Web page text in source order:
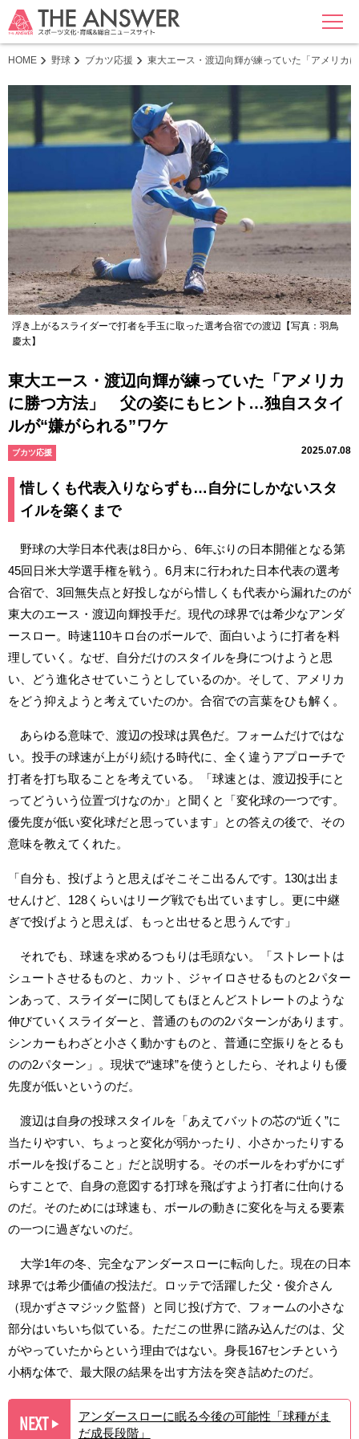
MENU
HOME 野球 ブカツ応援 東大エース・渡辺向輝が練っていた「アメリカ
浮き上がるスライダーで打者を手玉に取った選考合宿での渡辺【写真：羽鳥
慶太】
東大エース・渡辺向輝が練っていた「アメリカ
に勝つ方法」 父の姿にもヒント…独自スタイ
ルが“嫌がられる”ワケ
ブカツ応援 2025.07.08
惜しくも代表入りならずも…自分にしかないスタ
イルを築くまで
野球の大学日本代表は8日から、6年ぶりの日本開催となる第
45回日米大学選手権を戦う。6月末に行われた日本代表の選考
合宿で、3回無失点と好投しながら惜しくも代表から漏れたのが
東大のエース・渡辺向輝投手だ。現代の球界では希少なアンダ
ースロー。時速110キロ台のボールで、面白いように打者を料
理していく。なぜ、自分だけのスタイルを身につけようと思
い、どう進化させていこうとしているのか。そして、アメリカ
をどう抑えようと考えていたのか。合宿での言葉をひも解く。
あらゆる意味で、渡辺の投球は異色だ。フォームだけではな
い。投手の球速が上がり続ける時代に、全く違うアプローチで
打者を打ち取ることを考えている。「球速とは、渡辺投手にと
ってどういう位置づけなのか」と聞くと「変化球の一つです。
優先度が低い変化球だと思っています」との答えの後で、その
意味を教えてくれた。
「自分も、投げようと思えばそこそこ出るんです。130は出ま
せんけど、128くらいはリーグ戦でも出ていますし。更に中継
ぎで投げようと思えば、もっと出せると思うんです」
それでも、球速を求めるつもりは毛頭ない。「ストレートは
シュートさせるものと、カット、ジャイロさせるものと2パター
ンあって、スライダーに関してもほとんどストレートのような
伸びていくスライダーと、普通のものの2パターンがあります。
シンカーもわざと小さく動かすものと、普通に空振りをとるも
のの2パターン」。現状で“速球”を使うとしたら、それよりも優
先度が低いというのだ。
渡辺は自身の投球スタイルを「あえてバットの芯の“近く”に
当たりやすい、ちょっと変化が弱かったり、小さかったりする
ボールを投げること」だと説明する。そのボールをわずかにず
らすことで、自身の意図する打球を飛ばすよう打者に仕向ける
のだ。そのためには球速も、ボールの動きに変化を与える要素
の一つに過ぎないのだ。
大学1年の冬、完全なアンダースローに転向した。現在の日本
球界では希少価値の投法だ。ロッテで活躍した父・俊介さん
（現かずさマジック監督）と同じ投げ方で、フォームの小さな
部分はいちいち似ている。ただこの世界に踏み込んだのは、父
がやっていたからという理由ではない。身長167センチという
小柄な体で、最大限の結果を出す方法を突き詰めたのだ。
NEXT ▶︎
アンダースローに眠る今後の可能性「球種がま
だ成長段階」